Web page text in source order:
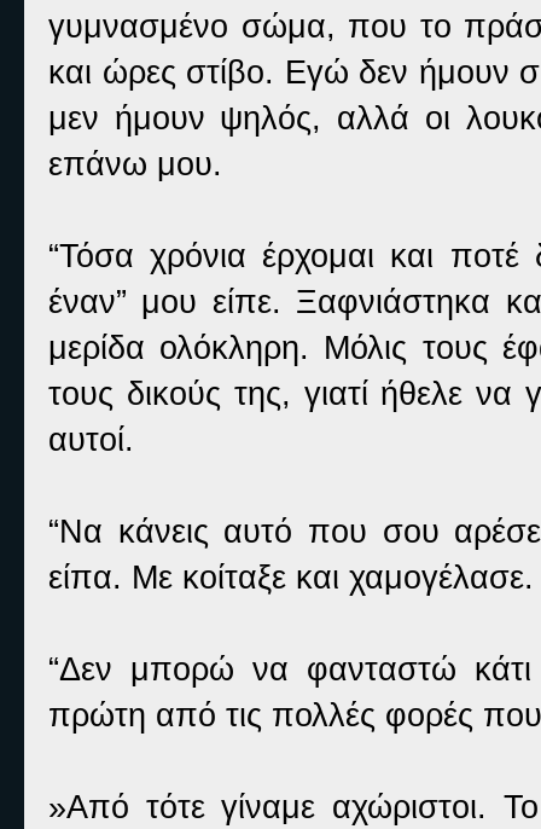
γυμνασμένο σώμα, που το
και ώρες στίβο. Εγώ δεν ήμουν
μεν ήμουν ψηλός, αλλά οι
επάνω μου.
“Τόσα χρόνια έρχομαι και
έναν” μου είπε. Ξαφνιάστηκα
μερίδα ολόκληρη. Μόλις τους
τους δικούς της, γιατί ήθελε
αυτοί.
“Να κάνεις αυτό που σου
είπα. Με κοίταξε και χαμογέλασε.
“Δεν μπορώ να φανταστώ
πρώτη από τις πολλές φορές που
»Από τότε γίναμε αχώριστοι.